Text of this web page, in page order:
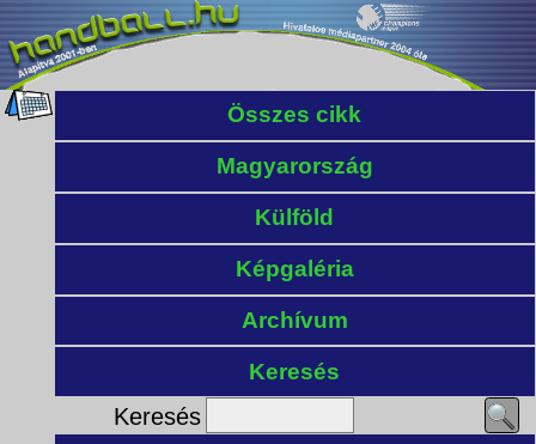
Összes cikk
Magyarország
Külföld
Képgaléria
Archívum
Keresés
Keresés